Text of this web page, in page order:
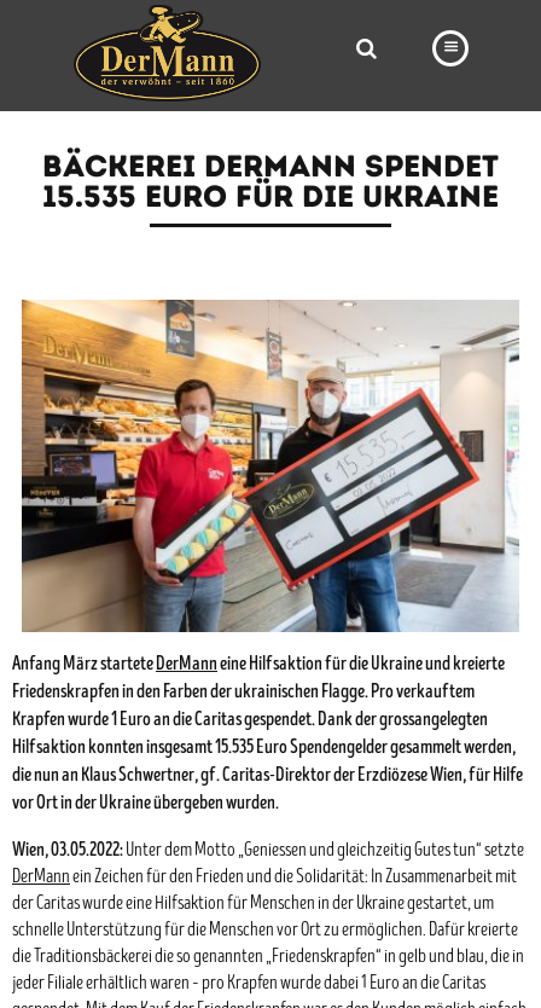
FILIALEN
BÄCKEREI
VORBESTELLUNG
NEWS
KARRIERE
VIDEOS
BÄCKEREI DERMANN SPENDET
15.535 EURO FÜR DIE UKRAINE
Anfang März starteteDerManneine Hilfsaktion für die Ukraine und kreierte
Friedenskrapfen in den Farben der ukrainischen Flagge. Pro verkauftem
Krapfenwurde 1 Euro an die Caritas gespendet.Dank der grossangelegten
Hilfsaktion konnten insgesamt 15.535 Euro Spendengelder gesammelt werden,
die nun an Klaus Schwertner, gf. Caritas-Direktor der Erzdiözese Wien, für Hilfe
vor Ort in der Ukraine übergeben wurden.
Wien, 03.05.2022:Unter dem Motto „Geniessen und gleichzeitig Gutes tun“ setzte
DerMannein Zeichen für den Frieden und die Solidarität: In Zusammenarbeit mit
der Caritas wurde eine Hilfsaktion für Menschen in der Ukraine gestartet, um
schnelle Unterstützung für die Menschen vor Ort zu ermöglichen. Dafür kreierte
die Traditionsbäckerei die so genannten „Friedenskrapfen“ in gelb und blau, die in
jeder Filiale erhältlich waren – pro Krapfen wurde dabei 1 Euro an die Caritas